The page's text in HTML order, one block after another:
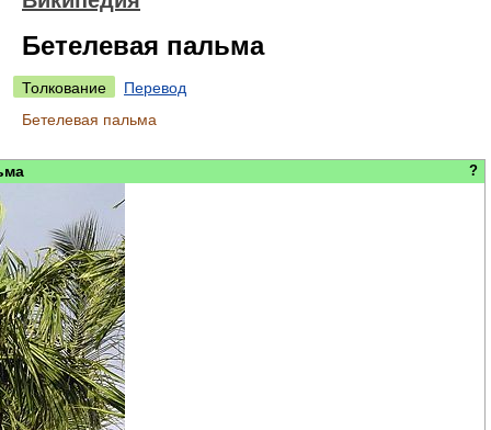
Бетелевая пальма
Толкование
Перевод
Бетелевая пальма
?